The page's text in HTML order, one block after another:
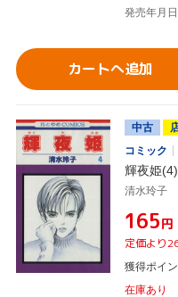
発売年月
カートへ追加
中古
コミック
輝夜姫
清水玲子
¥165円
定価より
獲得ポイ
在庫あり